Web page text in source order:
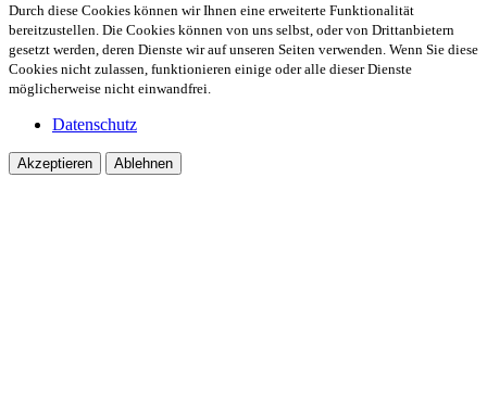
Durch diese Cookies können wir Ihnen eine erweiterte Funktionalität
bereitzustellen. Die Cookies können von uns selbst, oder von Drittanbietern
gesetzt werden, deren Dienste wir auf unseren Seiten verwenden. Wenn Sie diese
Cookies nicht zulassen, funktionieren einige oder alle dieser Dienste
möglicherweise nicht einwandfrei.
Datenschutz
Akzeptieren Ablehnen